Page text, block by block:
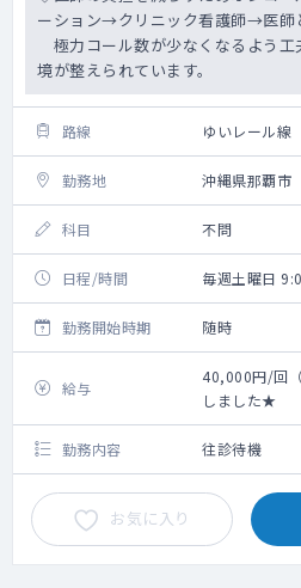
ーション→クリニック看護師→医師
極力コール数が少なくなるよう工
境が整えられています。
路線 ゆいレール線
勤務地 沖縄県那覇市
科目 不問
日程/時間 毎週土曜日
勤務開始時期 随時
給与
40,000円/回
しました★
勤務内容 往診待機
お気に入り